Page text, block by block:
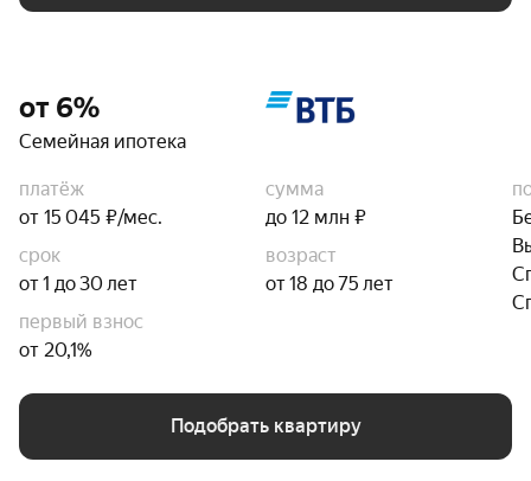
от 6%
Семейная ипотека
платёж
от 15 045 ₽/мес.
сумма
до 12 млн ₽
срок
от 1 до 30 лет
возраст
от 18 до 75 лет
первый взнос
от 20,1%
Подобрать квартиру